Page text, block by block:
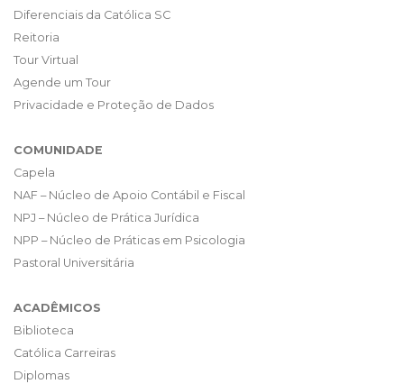
Diferenciais da Católica SC
Reitoria
Tour Virtual
Agende um Tour
Privacidade e Proteção de Dados
COMUNIDADE
Capela
NAF – Núcleo de Apoio Contábil e Fiscal
NPJ – Núcleo de Prática Jurídica
NPP – Núcleo de Práticas em Psicologia
Pastoral Universitária
ACADÊMICOS
Biblioteca
Católica Carreiras
Diplomas